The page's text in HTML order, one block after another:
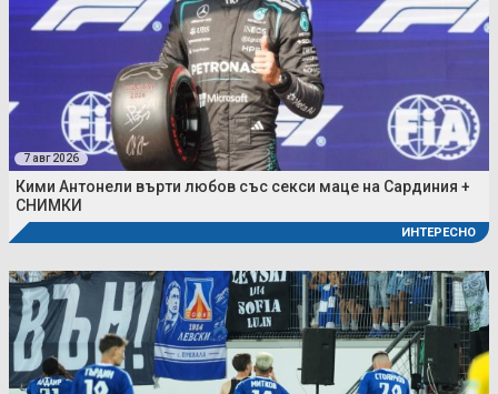
7 авг 2026
Кими Антонели върти любов със секси маце на Сардиния +
СНИМКИ
ИНТЕРЕСНО